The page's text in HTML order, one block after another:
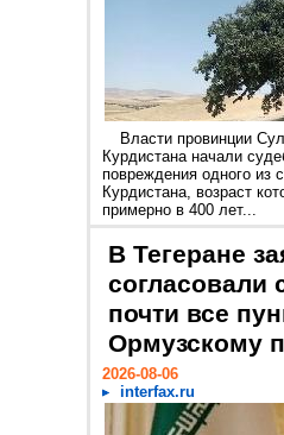
Власти провинции
Курдистана начали
повреждения одного из
Курдистана, возраст
примерно в 400 лет...
В Тегеране
согласовали
почти все
Ормузскому
2026-08-06
interfax.ru